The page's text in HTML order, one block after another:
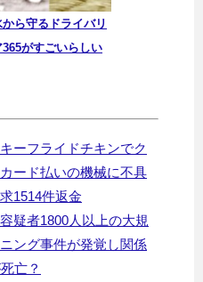
から守るドライバリ
365がすごいらしい
ーフライドチキンでク
ード払いの機械に不具
1514件返金
疑者1800人以上の大規
ング事件が発覚し関係
亡？